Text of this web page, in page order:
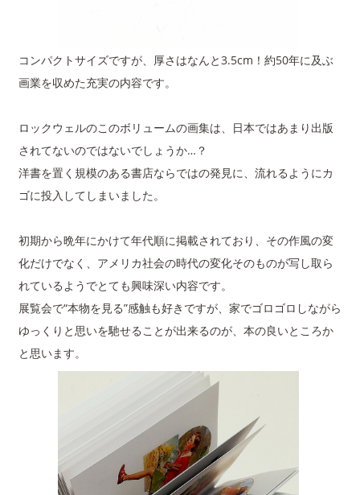
コンパクトサイズですが、厚さはなんと3.5cm！約50年に及ぶ
画業を収めた充実の内容です。
ロックウェルのこのボリュームの画集は、日本ではあまり出版
されてないのではないでしょうか…？
洋書を置く規模のある書店ならではの発見に、流れるようにカ
ゴに投入してしまいました。
初期から晩年にかけて年代順に掲載されており、その作風の変
化だけでなく、アメリカ社会の時代の変化そのものが写し取ら
れているようでとても興味深い内容です。
展覧会で“本物を見る”感触も好きですが、家でゴロゴロしながら
ゆっくりと思いを馳せることが出来るのが、本の良いところか
と思います。